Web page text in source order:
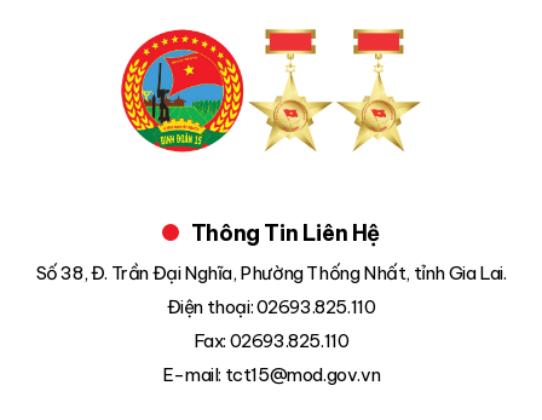
Thông Tin Liên Hệ
Số 38, Đ. Trần Đại Nghĩa, Phường Thống Nhất, tỉnh Gia Lai.
Điện thoại: 02693.825.110
Fax: 02693.825.110
E-mail: tct15@mod.gov.vn